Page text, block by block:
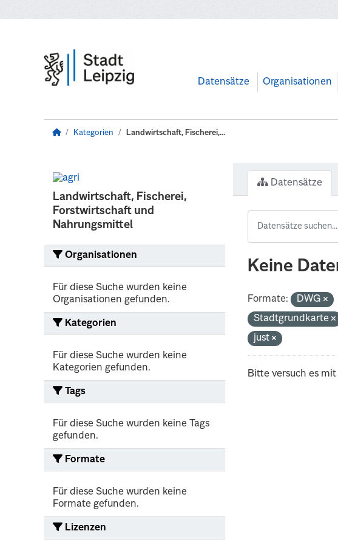
Datensätze Organisationen
Kategorien Landwirtschaft, Fischerei,...
Landwirtschaft, Fischerei,
Forstwirtschaft und
Nahrungsmittel
Organisationen
Für diese Suche wurden keine
Organisationen gefunden.
Kategorien
Für diese Suche wurden keine
Kategorien gefunden.
Tags
Für diese Suche wurden keine Tags
gefunden.
Formate
Für diese Suche wurden keine
Formate gefunden.
Lizenzen
Datensätze
Keine
Formate: DWG
Stadtgrundkarte
just
Bitte versuch es